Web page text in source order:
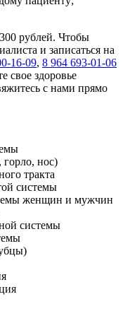
рублей. Чтобы
и записаться на
16-09, 8 964 693-01-06
свое здоровье
с нами прямо
нос)
тракта
системы
женщин и мужчин
системы